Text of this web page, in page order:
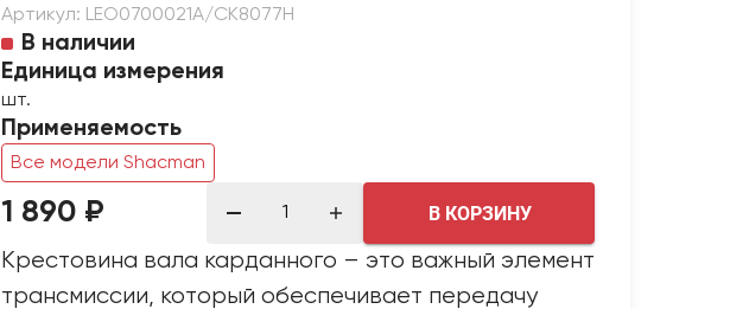
Артикул: LEO0700021A/CK8077H
В наличии
Единица измерения
шт.
Применяемость
Все модели Shacman
1 890 ₽ В КОРЗИНУ
Крестовина вала карданного – это важный элемент
трансмиссии, который обеспечивает передачу